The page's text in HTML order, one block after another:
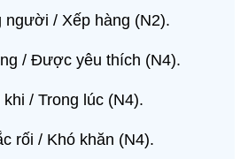
người / Xếp hàng (N2).
/ Được yêu thích (N4).
khi / Trong lúc (N4).
rối / Khó khăn (N4).